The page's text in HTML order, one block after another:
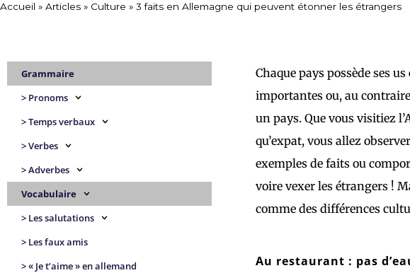
Accueil » Articles » Culture » 3 faits en Allemagne qui peuvent étonner les étrangers
Grammaire
> Pronoms
> Temps verbaux
> Verbes
> Adverbes
Vocabulaire
> Les salutations
> Les faux amis
> « Je t’aime » en allemand
Chaque pays possède ses
importantes ou, au
un pays. Que vous visitiez
qu’expat, vous allez
exemples de faits ou
voire vexer les étrangers !
comme des différences
Au restaurant : pas